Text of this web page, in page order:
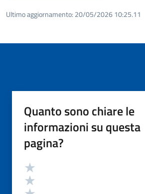
Ultimo aggiornamento: 20/05/2026 10:25.11
Quanto sono chiare le
informazioni su questa
pagina?
Valutazione